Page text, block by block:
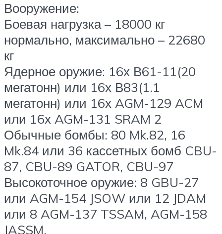
Вооружение:
Боевая нагрузка – 18000 кг
нормально, максимально – 22680
кг
Ядерное оружие: 16х В61-11(20
мегатонн) или 16х В83(1.1
мегатонн) или 16х AGM-129 ACM
или 16х AGM-131 SRAM 2
Обычные бомбы: 80 Mk.82, 16
Mk.84 или 36 кассетных бомб CBU-
87, CBU-89 GATOR, CBU-97
Высокоточное оружие: 8 GBU-27
или AGM-154 JSOW или 12 JDAM
или 8 AGM-137 TSSAM, AGM-158
JASSM.